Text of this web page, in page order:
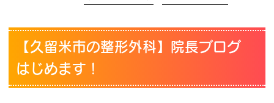
【久留米市の整形外科】院長ブログ
はじめます！